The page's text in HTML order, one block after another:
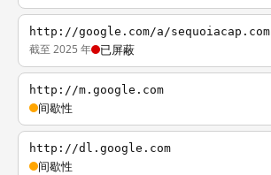
http://google.com/a/sequoiacap.com
截至 2025 年 已屏蔽
http://m.google.com
间歇性
http://dl.google.com
间歇性